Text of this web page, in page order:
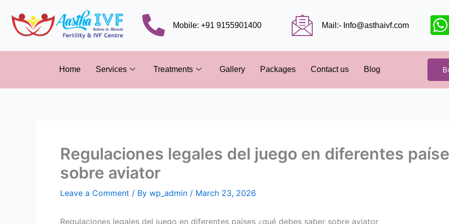
content
Mobile: +91 9155901400 Mail:- Info@asthaivf.com
Home Services Treatments Gallery Packages Contact us Blog
Regulaciones legales del juego en diferentes
sobre aviator
Leave a Comment / By wp_admin / March 23, 2026
Regulaciones legales del juego en diferentes países ¿qué debes saber sobre aviator